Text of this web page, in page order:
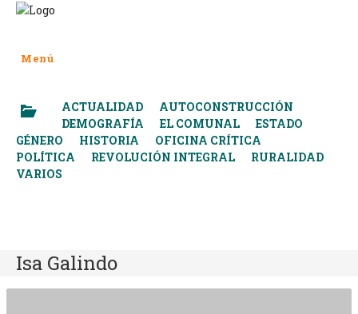
Saltar
Menú
ACTUALIDAD
AUTOCONSTRUCCIÓN
DEMOGRAFÍA
EL COMUNAL
ESTADO
GÉNERO
HISTORIA
OFICINA CRÍTICA
POLÍTICA
REVOLUCIÓN INTEGRAL
RURALIDAD
VARIOS
Isa Galindo